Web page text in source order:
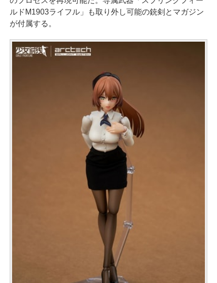
ルドM1903ライフル」も取り外し可能の銃剣とマガジン
が付属する。